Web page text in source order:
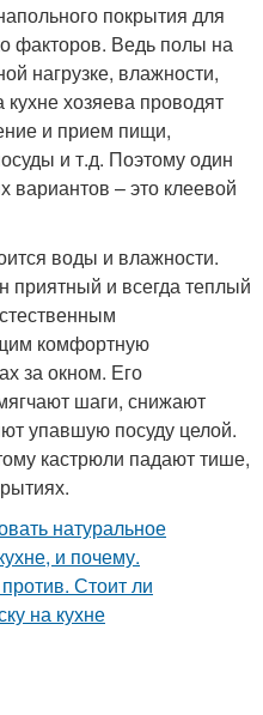
покрытия для
факторов. Ведь полы на
нагрузке, влажности,
хозяева проводят
и прием пищи,
и т.д. Поэтому один
вариантов – это клеевой
воды и влажности.
приятный и всегда теплый
комфортную
за окном. Его
шаги, снижают
упавшую посуду целой.
кастрюли падают тише,